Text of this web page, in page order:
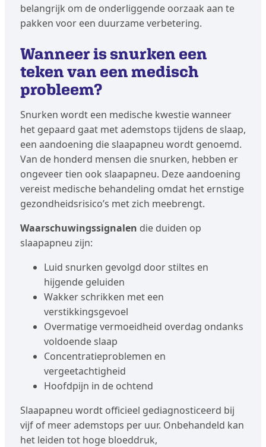
belangrijk om de onderliggende oorzaak aan te
pakken voor een duurzame verbetering.
Wanneer is snurken een
teken van een medisch
probleem?
Snurken wordt een medische kwestie wanneer
het gepaard gaat met ademstops tijdens de slaap,
een aandoening die slaapapneu wordt genoemd.
Van de honderd mensen die snurken, hebben er
ongeveer tien ook slaapapneu. Deze aandoening
vereist medische behandeling omdat het ernstige
gezondheidsrisico’s met zich meebrengt.
Waarschuwingssignalen die duiden op
slaapapneu zijn:
Luid snurken gevolgd door stiltes en
hijgende geluiden
Wakker schrikken met een
verstikkingsgevoel
Overmatige vermoeidheid overdag ondanks
voldoende slaap
Concentratieproblemen en
vergeetachtigheid
Hoofdpijn in de ochtend
Slaapapneu wordt officieel gediagnosticeerd bij
vijf of meer ademstops per uur. Onbehandeld kan
het leiden tot hoge bloeddruk,